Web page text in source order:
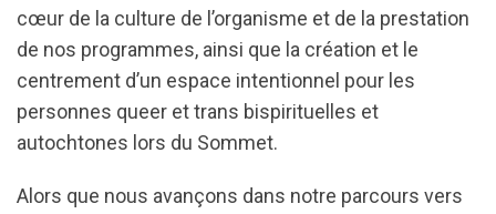
cœur de la culture de l’organisme et de la prestation
de nos programmes, ainsi que la création et le
centrement d’un espace intentionnel pour les
personnes queer et trans bispirituelles et
autochtones lors du Sommet.
Alors que nous avançons dans notre parcours vers